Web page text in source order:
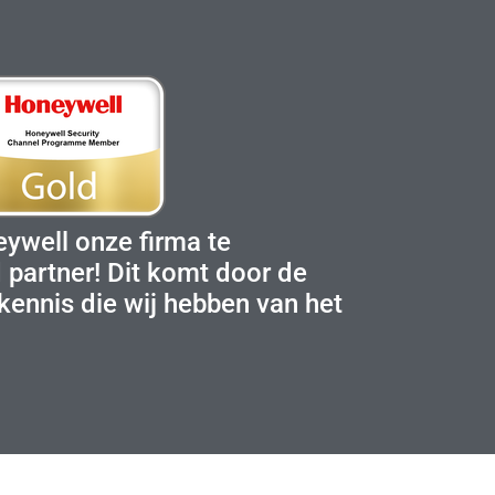
onze firma te
Dit komt door de
die wij hebben van het